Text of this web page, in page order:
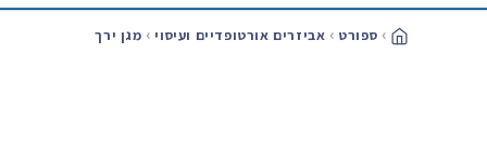
בית ספורט אביזרים אורטופדיים ועיסוי מגן ירך